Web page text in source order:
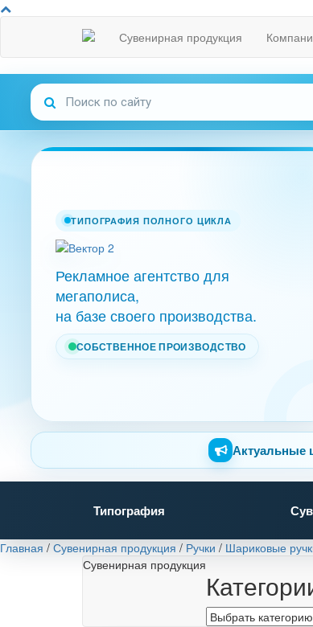
Сувенирная продукция
ТИПОГРАФИЯ ПОЛНОГО ЦИКЛА
Рекламное агентство для
мегаполиса,
на базе своего производства.
СОБСТВЕННОЕ ПРОИЗВОДСТВО
Актуальные
Типография
Главная / Сувенирная продукция / Ручки / Шариковые
Сувенирная продукция